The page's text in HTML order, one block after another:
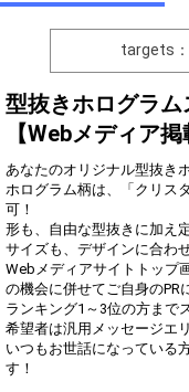
0
オ
Gifting
Throw gifts to the stage
the live performance.
First, try throwing free
(once a day)! You can
Show Gold to purchase
(available from 1 JPY)!
continue to send gifts to
performer(s), the
popularity ranking and your
ranking go up.
To cheer on performers,
send them gifts.
targets
型抜きホログラ
【Webメディア
あなたのオリジナル型抜き
ホログラム柄は、「クリス
可！
形も、自由な型抜きに加え
サイズも、デザインに合わ
Webメディアサイトトップ
の機会に併せてご自身のPR
ランキング1～3位の方まで
希望者は汎用メッセージエ
いつもお世話になっている
す！